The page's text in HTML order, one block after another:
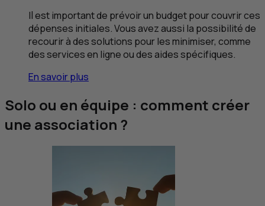
Il est important de prévoir un budget pour couvrir ces
dépenses initiales. Vous avez aussi la possibilité de
recourir à des solutions pour les minimiser, comme
des services en ligne ou des aides spécifiques.
En savoir plus
Solo ou en équipe : comment créer
une association ?